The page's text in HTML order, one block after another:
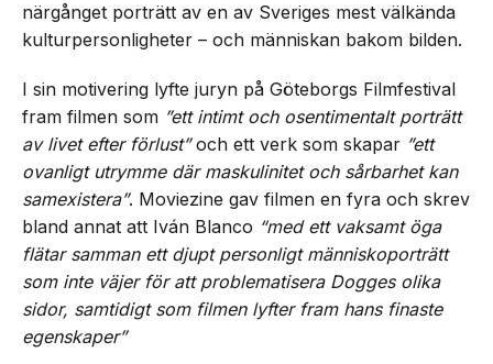
närgånget porträtt av en av Sveriges mest välkända
kulturpersonligheter – och människan bakom bilden.
I sin motivering lyfte juryn på Göteborgs Filmfestival
fram filmen som ”ett intimt och osentimentalt porträtt
av livet efter förlust”och ett verk som skapar ”ett
ovanligt utrymme där maskulinitet och sårbarhet kan
samexistera”. Moviezine gav filmen en fyra och skrev
bland annat att Iván Blanco “med ett vaksamt öga
flätar samman ett djupt personligt människoporträtt
som inte väjer för att problematisera Dogges olika
sidor, samtidigt som filmen lyfter fram hans finaste
egenskaper”